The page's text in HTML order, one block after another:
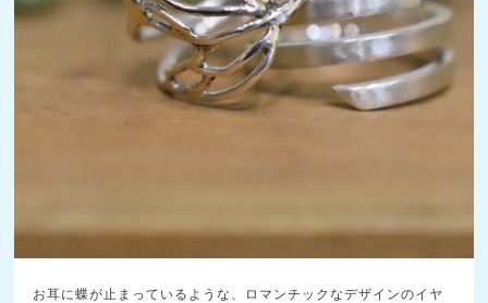
お耳に蝶が止まっているような、ロマンチックなデザインのイヤ